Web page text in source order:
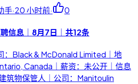
手·20 小时前· 0
信息｜8月7日｜共12条
：Black & McDonald Limited｜地
Canada｜薪资：未公开｜信息
筑物保管人｜公司：Manitoulin